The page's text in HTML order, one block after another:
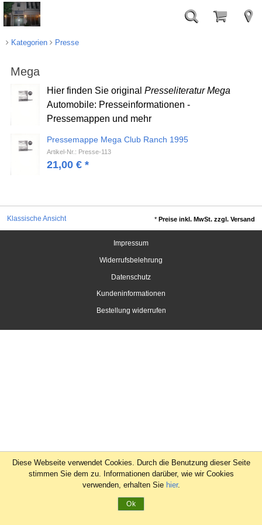
Kategorien Presse
Mega
Hier finden Sie original Presseliteratur Mega
Automobile: Presseinformationen -
Pressemappen und mehr
Pressemappe Mega Club Ranch 1995
Artikel-Nr.: Presse-113
21,00 €*
Klassische Ansicht *Preise inkl. MwSt. zzgl. Versand
Impressum
Widerrufsbelehrung
Datenschutz
Kundeninformationen
Bestellung widerrufen
Diese Webseite verwendet Cookies. Durch die Benutzung dieser Seite
stimmen Sie dem zu. Informationen darüber, wie wir Cookies
verwenden, erhalten Sie hier.
Ok